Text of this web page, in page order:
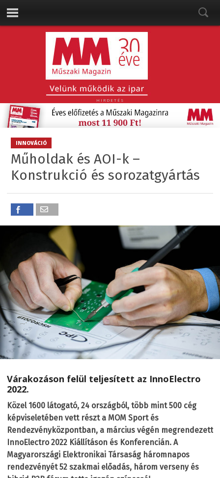
HIRDETÉS
INNOVÁCIÓ
Műholdak és AOI-k –
Konstrukció és sorozatgyártás
Várakozáson felül teljesített az InnoElectro
2022.
Közel 1600 látogató, 24 országból, több mint 500 cég
képviseletében vett részt a MOM Sport és
Rendezvényközpontban, a március végén megrendezett
InnoElectro 2022 Kiállításon és Konferencián. A
Magyarországi Elektronikai Társaság háromnapos
rendezvényét 52 szakmai előadás, három verseny és